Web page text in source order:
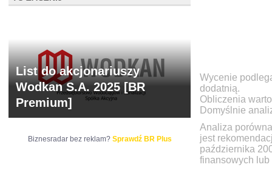
Wycenie
dodatnią.
Obliczenia
Domyślnie
Analiza
jest
października
finansowych lub
List do akcjonariuszy
Wodkan S.A. 2025 [BR
Premium]
Biznesradar bez reklam? Sprawdź BR Plus